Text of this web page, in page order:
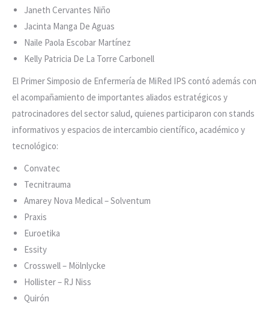
Janeth Cervantes Niño
Jacinta Manga De Aguas
Naile Paola Escobar Martínez
Kelly Patricia De La Torre Carbonell
El Primer Simposio de Enfermería de MiRed IPS contó además con
el acompañamiento de importantes aliados estratégicos y
patrocinadores del sector salud, quienes participaron con stands
informativos y espacios de intercambio científico, académico y
tecnológico:
Convatec
Tecnitrauma
Amarey Nova Medical – Solventum
Praxis
Euroetika
Essity
Crosswell – Mölnlycke
Hollister – RJ Niss
Quirón